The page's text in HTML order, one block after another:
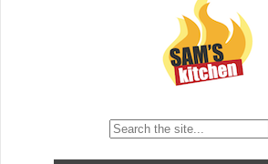
Search: